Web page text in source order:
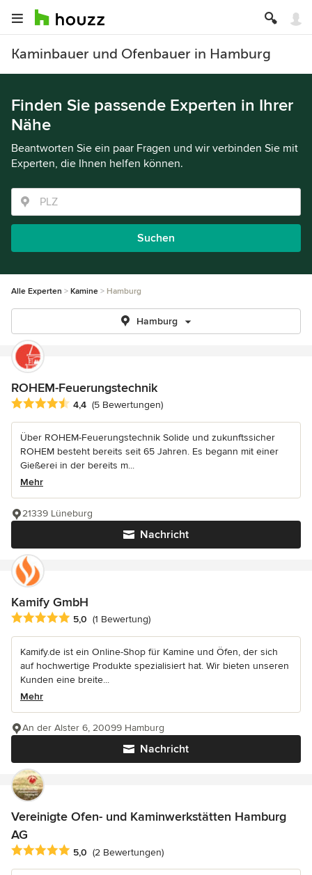
Kaminbauer und Ofenbauer in Hamburg
Finden Sie passende Experten in Ihrer
Nähe
Beantworten Sie ein paar Fragen und wir verbinden Sie mit
Experten, die Ihnen helfen können.
Suchen
Alle Experten Kamine Hamburg
Hamburg
ROHEM-Feuerungstechnik
Durchschnittliche Bewertung: 4.4 von 5 Sternen
4,4 (5 Bewertungen)
Über ROHEM-Feuerungstechnik Solide und zukunftssicher
ROHEM besteht bereits seit 65 Jahren. Es begann mit einer
Gießerei in der bereits m...
Mehr
Nachricht
21339 Lüneburg
Kamify GmbH
Durchschnittliche Bewertung: 5 von 5 Sternen
5,0 (1 Bewertung)
Kamify.de ist ein Online-Shop für Kamine und Öfen, der sich
auf hochwertige Produkte spezialisiert hat. Wir bieten unseren
Kunden eine breite...
Mehr
Nachricht
An der Alster 6, 20099 Hamburg
Vereinigte Ofen- und Kaminwerkstätten Hamburg
AG
Durchschnittliche Bewertung: 5 von 5 Sternen
5,0 (2 Bewertungen)